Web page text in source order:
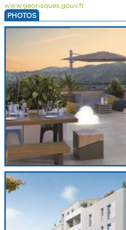
www.georisques.gouv.fr
PHOTOS